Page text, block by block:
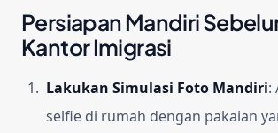
Persiapan Mandiri
Kantor Imigrasi
Lakukan Simulasi Foto Mandiri:
selfie di rumah dengan pakaian